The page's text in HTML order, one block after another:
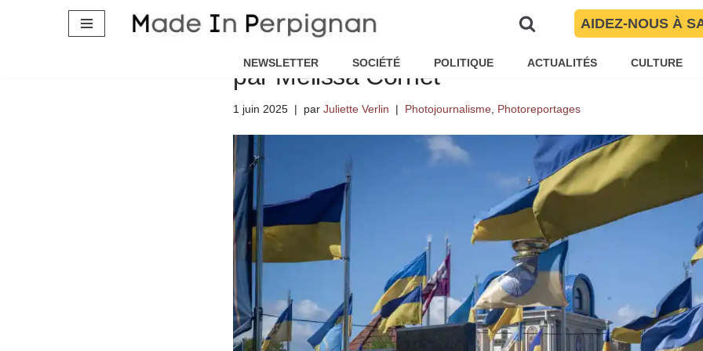
AIDEZ-NOUS À
NEWSLETTER SOCIÉTÉ POLITIQUE ACTUALITÉS CULTURE
“Je suis très fière de la personne que je
devenue” : Les femmes ukrainiennes dans
par Mélissa Cornet
1 juin 2025 par Juliette Verlin Photojournalisme Photoreportages